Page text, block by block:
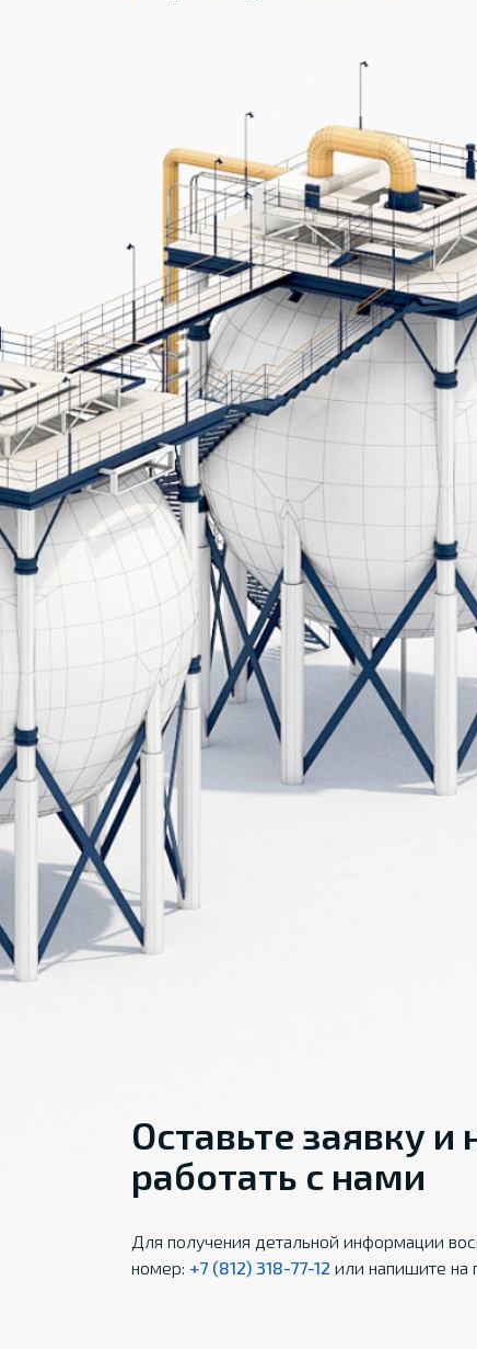
Оставьте заявку и
работать с нами
Для получения детальной информации
номер: +7 (812) 318-77-12 или напишите на